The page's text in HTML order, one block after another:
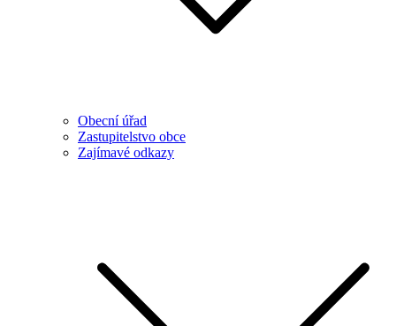
Obecní úřad
Zastupitelstvo obce
Zajímavé odkazy